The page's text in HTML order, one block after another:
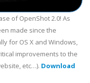
of OpenShot 2.0! As
made since the
for OS X and Windows,
improvements to the
etc…). Download